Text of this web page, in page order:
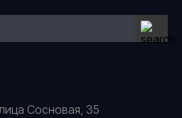
Сосновая, 35